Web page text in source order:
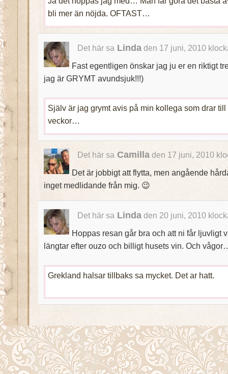
bli mer än nöjda. OFTAST…
Det här sa Lindaden 17 juni, 2010
Fast egentligen önskar jag ju er en riktigt
jag är GRYMT avundsjuk!!!)
Själv är jag grymt avis på min kollega som drar
veckor…
Det här sa Camilladen 17 juni, 2010
Det är jobbigt att flytta, men angående
inget medlidande från mig. 😉
Det här sa Lindaden 20 juni, 2010
Hoppas resan går bra och att ni får ljuvligt
längtar efter ouzo och billigt husets vin. Och
Grekland halsar tillbaks sa mycket. Det ar hatt.